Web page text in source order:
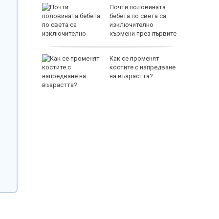
Почти половината
бебета по света са
изключително
кърмени през първите
Как се променят
костите с напредване
на възрастта?